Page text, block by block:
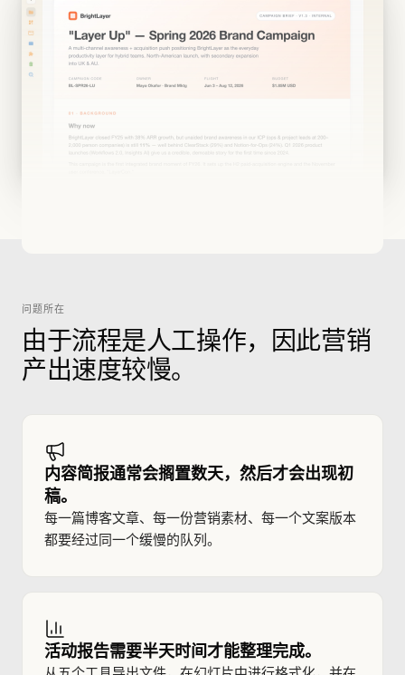
问题所在
由于流程是人工操作，因此营销
产出速度较慢。
内容简报通常会搁置数天，然后才会出现初
稿。
每一篇博客文章、每一份营销素材、每一个文案版本
都要经过同一个缓慢的队列。
活动报告需要半天时间才能整理完成。